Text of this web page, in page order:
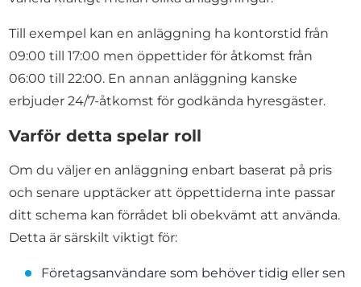
Till exempel kan en anläggning ha kontorstid från
09:00 till 17:00 men öppettider för åtkomst från
06:00 till 22:00. En annan anläggning kanske
erbjuder 24/7-åtkomst för godkända hyresgäster.
Varför detta spelar roll
Om du väljer en anläggning enbart baserat på pris
och senare upptäcker att öppettiderna inte passar
ditt schema kan förrådet bli obekvämt att använda.
Detta är särskilt viktigt för:
Företagsanvändare som behöver tidig eller sen